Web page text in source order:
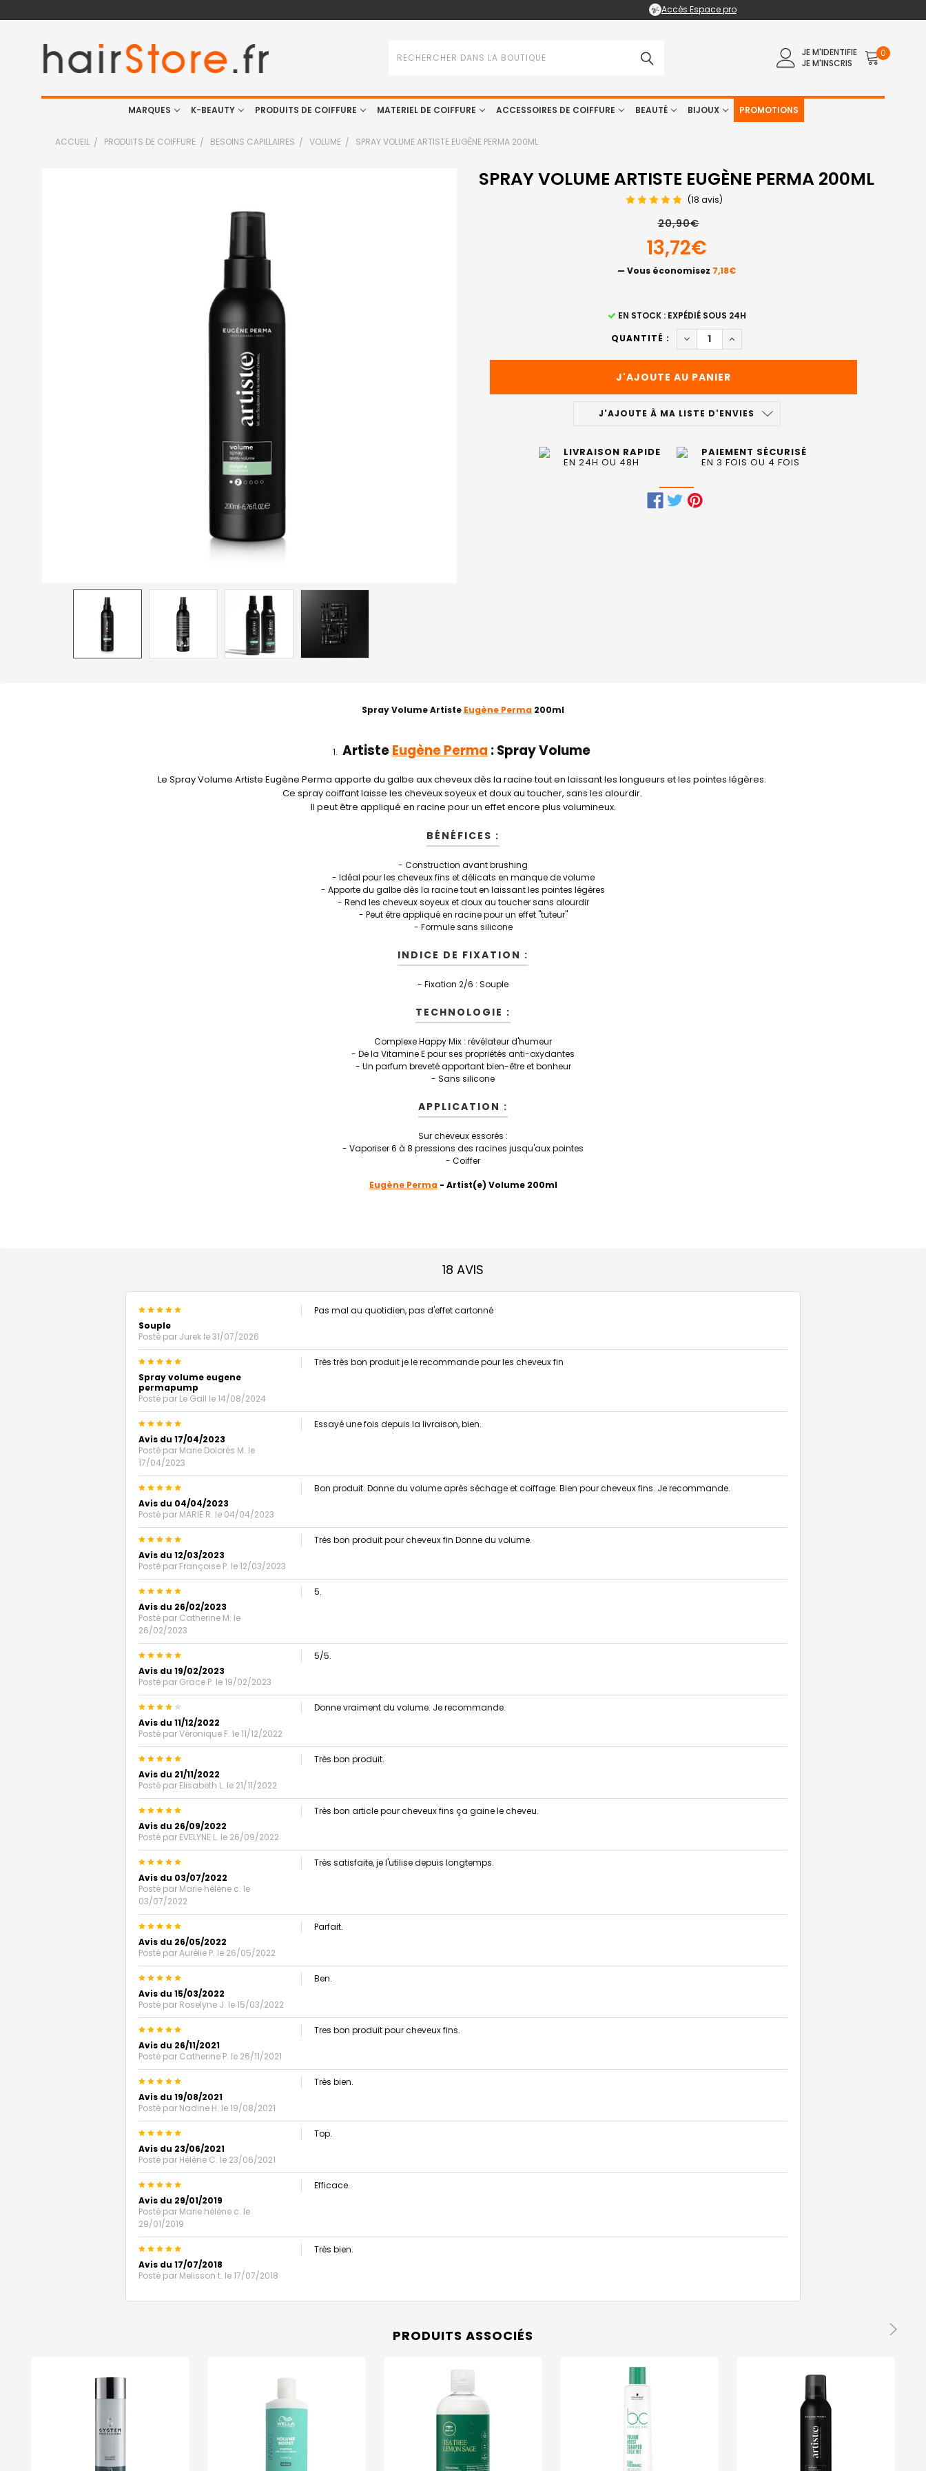
Accès Espace pro
JE M'IDENTIFIE
JE M'INSCRIS
0
MARQUES K-BEAUTY PRODUITS DE COIFFURE MATERIEL DE COIFFURE ACCESSOIRES DE COIFFURE BEAUTÉ BIJOUX PROMOTIONS
ACCUEIL PRODUITS DE COIFFURE BESOINS CAPILLAIRES VOLUME SPRAY VOLUME ARTISTE EUGÈNE PERMA 200ML
SPRAY VOLUME ARTISTE EUGÈNE PERMA 200ML
(18 avis)
20,90€
13,72€
— Vous économisez 7,18€
EN STOCK : EXPÉDIÉ SOUS 24H
QUANTITÉ :
DIMINUER LA QUANTITÉ DE SPRAY VOLUME
AUGMENTER LA QUANTITÉ DE SPRAY
J'AJOUTE À MA LISTE D'ENVIES
LIVRAISON RAPIDE
EN 24H OU 48H
PAIEMENT SÉCURISÉ
EN 3 FOIS OU 4 FOIS
Spray Volume Artiste Eugène Perma 200ml
ArtisteEugène Perma :Spray Volume
Le Spray Volume Artiste Eugène Perma apporte du galbe aux cheveux dès la racine tout en laissant les longueurs et les pointes légères.
Ce spray coiffant laisse les cheveux soyeux et doux au toucher, sans les alourdir.
Il peut être appliqué en racine pour un effet encore plus volumineux.
BÉNÉFICES :
- Construction avant brushing
- Idéal pour les cheveux fins et délicats en manque de volume
- Apporte du galbe dès la racine tout en laissant les pointes légères
- Rend les cheveux soyeux et doux au toucher sans alourdir
- Peut être appliqué en racine pour un effet "tuteur"
- Formule sans silicone
INDICE DE FIXATION :
- Fixation 2/6 : Souple
TECHNOLOGIE :
Complexe Happy Mix : révélateur d'humeur
- De la Vitamine E pour ses propriétés anti-oxydantes
- Un parfum breveté apportant bien-être et bonheur
- Sans silicone
APPLICATION :
Sur cheveux essorés :
- Vaporiser 6 à 8 pressions des racines jusqu'aux pointes
- Coiffer
Eugène Perma- Artist(e) Volume 200ml
18 AVIS
5
Souple
Posté par Jurek le 31/07/2026
Pas mal au quotidien, pas d'effet cartonné
5
Spray volume eugene
permapump
Posté par Le Gall le 14/08/2024
Très très bon produit je le recommande pour les cheveux fin
5
Avis du 17/04/2023
Posté par Marie Dolorés M. le
17/04/2023
Essayé une fois depuis la livraison, bien.
5
Avis du 04/04/2023
Posté par MARIE R. le 04/04/2023
Bon produit. Donne du volume après séchage et coiffage. Bien pour cheveux fins. Je recommande.
5
Avis du 12/03/2023
Posté par Françoise P. le 12/03/2023
Très bon produit pour cheveux fin Donne du volume.
5
Avis du 26/02/2023
Posté par Catherine M. le
26/02/2023
5.
5
Avis du 19/02/2023
Posté par Grace P. le 19/02/2023
5/5.
Avis du 11/12/2022
Posté parVéronique F. le 11/12/2022
Donne vraiment du volume. Je recommande.
5
Avis du 21/11/2022
Posté par Elisabeth L. le 21/11/2022
Très bon produit.
5
Avis du 26/09/2022
Posté par EVELYNE L. le 26/09/2022
Très bon article pour cheveux fins ça gaine le cheveu.
5
Avis du 03/07/2022
Posté par Marie hélène c. le
03/07/2022
Très satisfaite, je l'utilise depuis longtemps.
5
Avis du 26/05/2022
Posté parAurélie P. le 26/05/2022
Parfait.
5
Avis du 15/03/2022
Posté par Roselyne J. le 15/03/2022
Ben.
5
Avis du 26/11/2021
Posté par Catherine P. le 26/11/2021
Tres bon produit pour cheveux fins.
5
Avis du 19/08/2021
Posté par Nadine H. le 19/08/2021
Très bien.
5
Avis du 23/06/2021
Posté par Hélène C. le 23/06/2021
Top.
5
Avis du 29/01/2019
Posté par Marie hélène c. le
29/01/2019
Efficace.
5
Avis du 17/07/2018
Posté par Melisson t. le 17/07/2018
Très bien.
PRODUITS ASSOCIÉS